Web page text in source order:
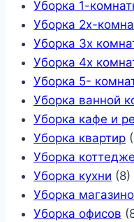
Уборка 1-
Уборка 2х-
Уборка 3х
Уборка 4х
Уборка 5-
Уборка ванной
Уборка кафе и
Уборка квартир
Уборка
Уборка кухни (8)
Уборка
Уборка офисов